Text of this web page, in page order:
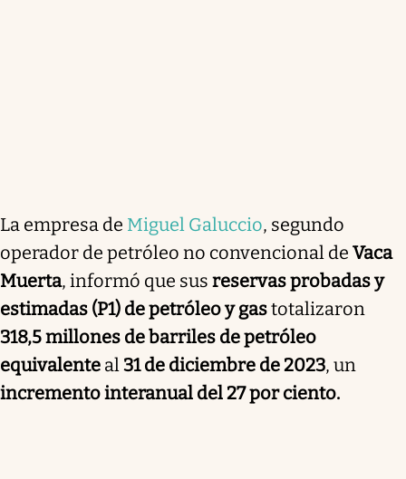
La empresa de Miguel Galuccio, segundo
operador de petróleo no convencional de Vaca
Muerta, informó que sus reservas probadas y
estimadas (P1) de petróleo y gastotalizaron
318,5 millones de barriles de petróleo
equivalente al31 de diciembre de 2023, un
incremento interanual del 27 por ciento.